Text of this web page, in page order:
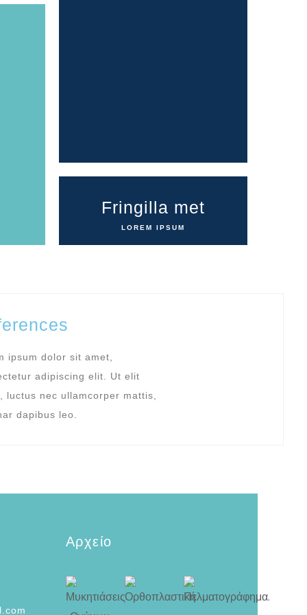
Fringilla met
LOREM IPSUM
ipsum dolor sit amet,
adipiscing elit. Ut elit
luctus nec ullamcorper mattis,
dapibus leo.
Αρχείο